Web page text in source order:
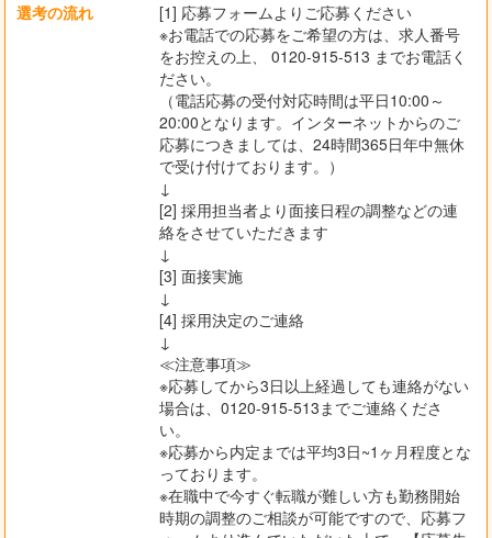
選考の流れ
[1] 応募フォームよりご応募ください
※お電話での応募をご希望の方は、求人番号
をお控えの上、 0120-915-513 までお電話く
ださい。
（電話応募の受付対応時間は平日10:00～
20:00となります。インターネットからのご
応募につきましては、24時間365日年中無休
で受け付けております。）
↓
[2] 採用担当者より面接日程の調整などの連
絡をさせていただきます
↓
[3] 面接実施
↓
[4] 採用決定のご連絡
↓
≪注意事項≫
※応募してから3日以上経過しても連絡がない
場合は、0120-915-513までご連絡くださ
い。
※応募から内定までは平均3日~1ヶ月程度とな
っております。
※在職中で今すぐ転職が難しい方も勤務開始
時期の調整のご相談が可能ですので、応募フ